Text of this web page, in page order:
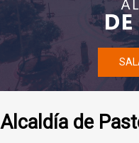
Alcaldía de